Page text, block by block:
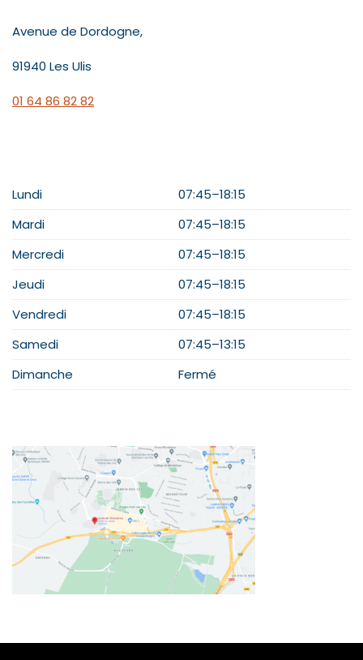
Avenue de Dordogne,
91940 Les Ulis
01 64 86 82 82
Lundi
07:45–18:15
Mardi
07:45–18:15
Mercredi
07:45–18:15
Jeudi
07:45–18:15
Vendredi
07:45–18:15
Samedi
07:45–13:15
Dimanche
Fermé